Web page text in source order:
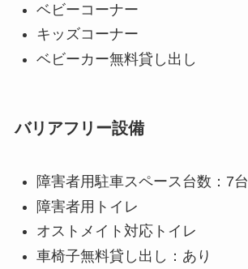
ベビーコーナー
キッズコーナー
ベビーカー無料貸し出し
バリアフリー設備
障害者用駐車スペース台数：7台
障害者用トイレ
オストメイト対応トイレ
車椅子無料貸し出し：あり